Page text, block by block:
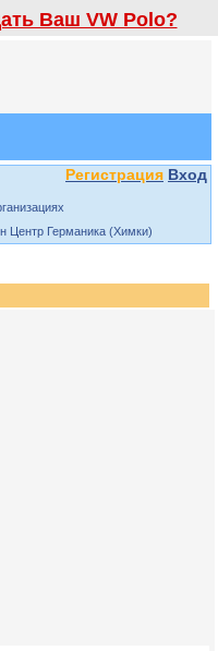
Ваш VW Polo?
Регистрация Вход
Центр Германика (Химки)